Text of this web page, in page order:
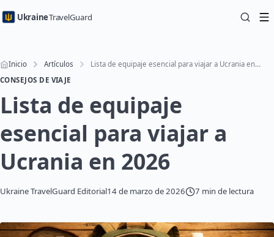
UkraineTravelGuard
Inicio Artículos
Lista de equipaje esencial para viajar a Ucrania en 2026
CONSEJOS DE VIAJE
Lista de equipaje
esencial para viajar a
Ucrania en 2026
Ukraine TravelGuard Editorial14 de marzo de 2026 7 min de lectura